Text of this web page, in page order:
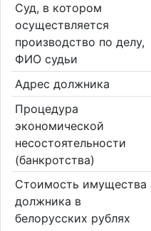
Суд, в котором
осуществляется
производство по делу,
ФИО судьи
Адрес должника
Процедура
экономической
несостоятельности
(банкротства)
Стоимость имущества
должника в
белорусских рублях